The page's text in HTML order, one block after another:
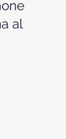
al
5.